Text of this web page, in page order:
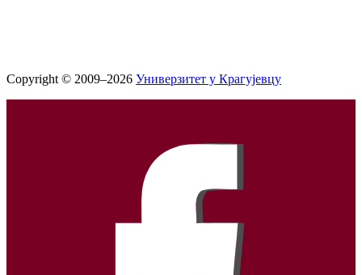
Copyright © 2009–2026 Универзитет у Крагујевцу